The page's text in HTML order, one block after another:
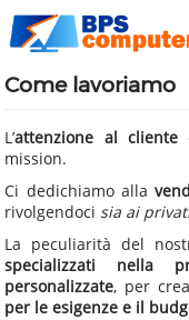
Come lavoriamo
L’attenzione al cliente
mission.
Ci dedichiamo alla
rivolgendoci sia ai
La peculiarità del
specializzati nella
personalizzate, per
per le esigenze e il